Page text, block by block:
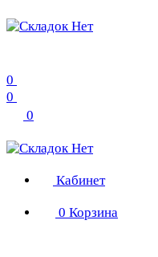
0
0
0
Кабинет
0 Корзина